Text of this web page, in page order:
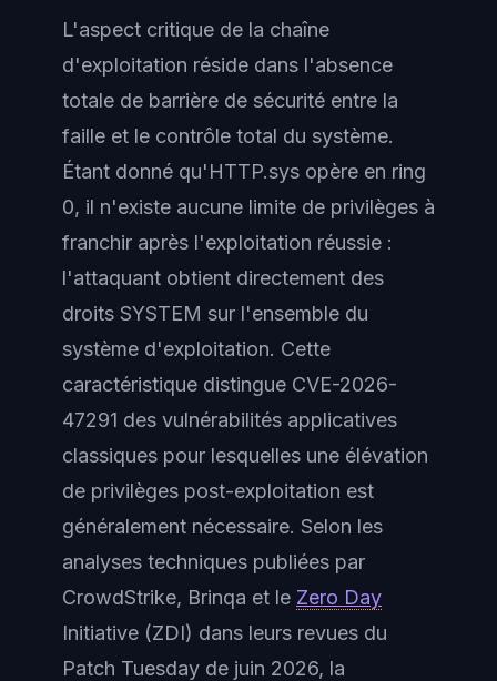
L'aspect critique de la chaîne
d'exploitation réside dans l'absence
totale de barrière de sécurité entre la
faille et le contrôle total du système.
Étant donné qu'HTTP.sys opère en ring
0, il n'existe aucune limite de privilèges à
franchir après l'exploitation réussie :
l'attaquant obtient directement des
droits SYSTEM sur l'ensemble du
système d'exploitation. Cette
caractéristique distingue CVE-2026-
47291 des vulnérabilités applicatives
classiques pour lesquelles une élévation
de privilèges post-exploitation est
généralement nécessaire. Selon les
analyses techniques publiées par
CrowdStrike, Brinqa et le Zero Day
Initiative (ZDI) dans leurs revues du
Patch Tuesday de juin 2026, la